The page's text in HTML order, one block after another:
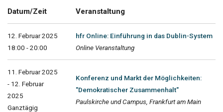
Datum/Zeit Veranstaltung
12. Februar 2025
18:00 - 20:00
hfr Online: Einführung in das Dublin-System
Online Veranstaltung
11. Februar 2025
- 12. Februar
2025
Ganztägig
Konferenz und Markt der Möglichkeiten:
"Demokratischer Zusammenhalt"
Paulskirche und Campus, Frankfurt am Main